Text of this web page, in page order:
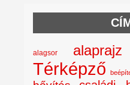
alagsor alaprajz
Térképző